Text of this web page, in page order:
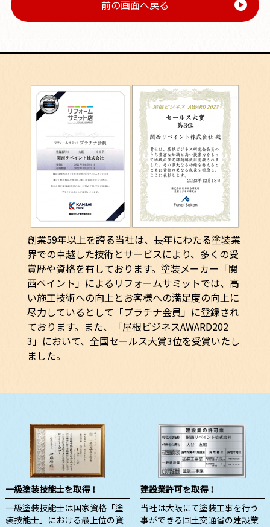
前の画面へ戻る
創業59年以上を誇る当社は、長年にわたる塗装業
界での卓越した技術とサービスにより、多くの受
賞歴や資格を有しております。塗装メーカー「関
西ペイント」によるリフォームサミットでは、高
い施工技術への向上とお客様への満足度の向上に
尽力しているとして「プラチナ会員」に登録され
ております。また、「屋根ビジネスAWARD202
3」において、全国セールス大賞3位を受賞いたし
ました。
一級塗装技能士を取得！
一級塗装技能士は国家資格「塗
装技能士」における最上位の資
建設業許可を取得！
当社は大阪にて塗装工事を行う
事ができる国土交通省の建設業